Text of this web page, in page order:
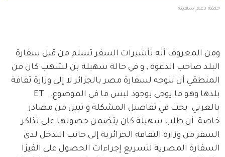
حملة دعم سهيلة
ومن المعروف أنه تأشيرات السفر تسلم من قبل سفارة
البلد صاحب الدعوة , و في حالة سهيلة بن لشهب كان من
المنطقي أن تتوجه لسفارة مصر بالجزائر لا إلى وزارة ثقافة
بالعربي  بحث في تفاصيل المشكلة و تبين من مصادر
خاصة  أن طلب سهيلة كان يتضمن حصولها على تذاكر
السفر من وزارة الثقافة الجزائرية إلى جانب التدخل لدى
السفارة المصرية لتسريع إجراءات الحصول على الفيزا